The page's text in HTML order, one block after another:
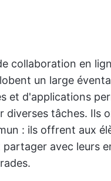
collaboration en
un large
et d'applications
diverses tâches. Ils
: ils offrent aux
partager avec leurs